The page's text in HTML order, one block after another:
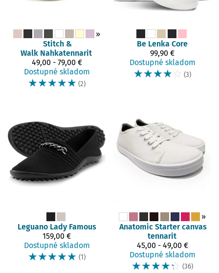
»
Stitch &
Walk Nahkatennarit
49,00 - 79,00 €
Dostupné skladom
☆☆☆☆☆ (2)
Be Lenka Core
99,90 €
Dostupné skladom
☆☆☆☆☆ (3)
Leguano Lady Famous
159,00 €
Dostupné skladom
☆☆☆☆☆ (1)
»
Anatomic Starter canvas
tennarit
45,00 - 49,00 €
Dostupné skladom
☆☆☆☆☆ (36)